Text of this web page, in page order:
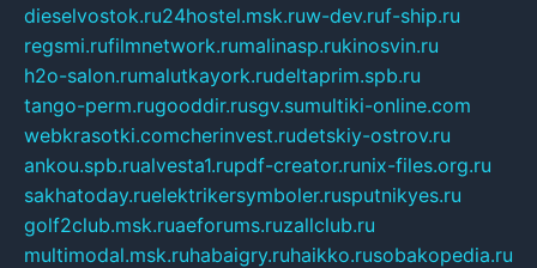
dieselvostok.ru24hostel.msk.ruw-dev.ruf-ship.ru
regsmi.rufilmnetwork.rumalinasp.rukinosvin.ru
h2o-salon.rumalutkayork.rudeltaprim.spb.ru
tango-perm.rugooddir.rusgv.sumultiki-online.com
webkrasotki.comcherinvest.rudetskiy-ostrov.ru
ankou.spb.rualvesta1.rupdf-creator.runix-files.org.ru
sakhatoday.ruelektrikersymboler.rusputnikyes.ru
golf2club.msk.ruaeforums.ruzallclub.ru
multimodal.msk.ruhabaigry.ruhaikko.rusobakopedia.ru